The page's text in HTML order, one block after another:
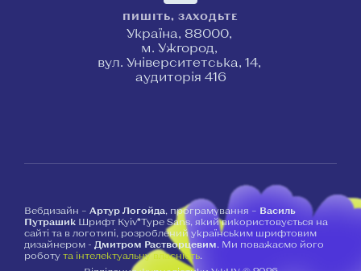
ПИШІТЬ, ЗАХОДЬТЕ
Україна, 88000,
м. Ужгород,
вул. Університетська, 14,
аудиторія 416
Вебдизайн – Артур Логойда, програмування – Василь
Путрашик Шрифт Kyiv*Type Sans, який використовується на
сайті та в логотипі, розроблений українським шрифтовим
дизайнером - Дмитром Растворцевим. Ми поважаємо його
роботу та інтелектуальну власність.